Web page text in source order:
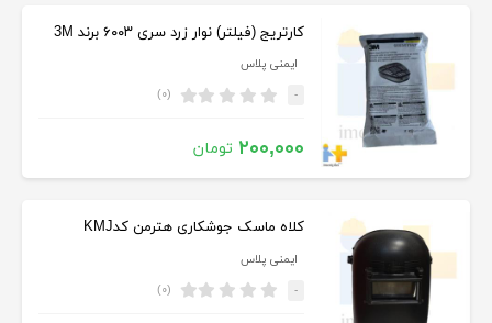
کارتریج (فیلتر) نوار زرد سری ۶۰۰۳ برند 3M
ایمنی پلاس
- (۰)
۲۰۰,۰۰۰ تومان
کلاه ماسک جوشکاری هترمن کدKMJ
ایمنی پلاس
- (۰)